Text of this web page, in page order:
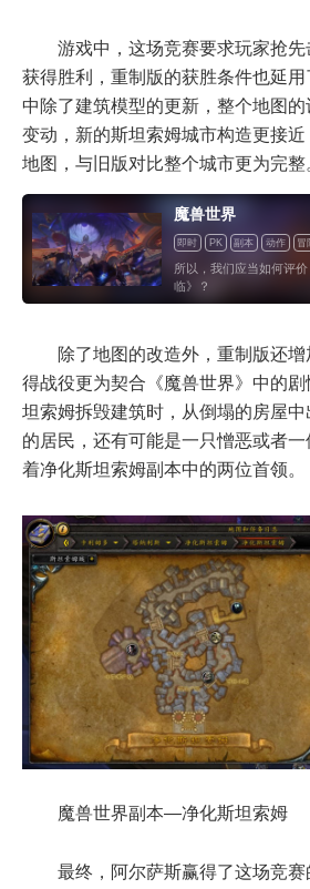
游戏中，这场竞赛要求玩家抢
获得胜利，重制版的获胜条件也延
中除了建筑模型的更新，整个地图
变动，新的斯坦索姆城市构造更接
地图，与旧版对比整个城市更为完整
魔兽世界
即时 PK 副本 动作
冒
开放世界
海外 怀旧
所以，我们应当如何评
临》？
除了地图的改造外，重制版还
得战役更为契合《魔兽世界》中的
坦索姆拆毁建筑时，从倒塌的房屋
的居民，还有可能是一只憎恶或者
着净化斯坦索姆副本中的两位首领。
魔兽世界副本—净化斯坦索姆
最终，阿尔萨斯赢得了这场竞